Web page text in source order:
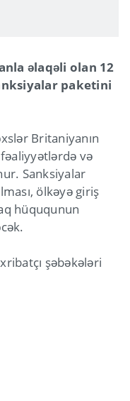
əlaqəli olan 12
paketini
Britaniyanın
və
Sanksiyalar
ölkəyə giriş
hüququnun
şəbəkələri